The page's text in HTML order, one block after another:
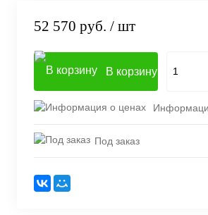
52 570 руб. / шт
В корзину
Под заказ